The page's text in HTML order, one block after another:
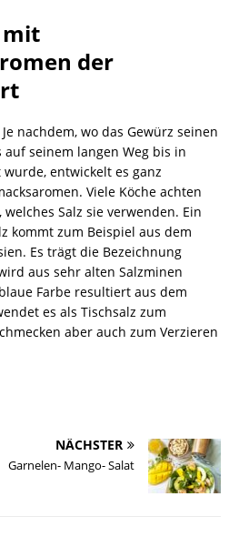
mit
der
nachdem, wo das Gewürz seinen
seinem langen Weg bis in
entwickelt es ganz
Viele Köche achten
Salz sie verwenden. Ein
kommt zum Beispiel aus dem
Es trägt die Bezeichnung
aus sehr alten Salzminen
Farbe resultiert aus dem
es als Tischsalz zum
aber auch zum Verzieren
NÄCHSTER
Garnelen- Mango- Salat